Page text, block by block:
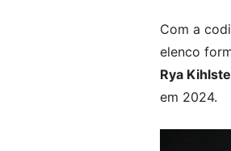
Com a
elenco
Rya
em 2024.